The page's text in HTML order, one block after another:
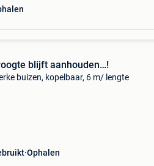
blijft aanhouden…!
buizen, kopelbaar, 6 m/ lengte
Ophalen